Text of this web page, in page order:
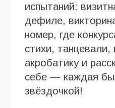
испытаний:
дефиле,
номер, где
стихи, танцевали,
акробатику и
себе — каждая
звёздочкой!